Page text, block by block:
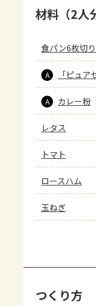
材料（2人
食パン6枚切り
A 「ピュア
A カレー粉
レタス
トマト
ロースハム
玉ねぎ
つくり方